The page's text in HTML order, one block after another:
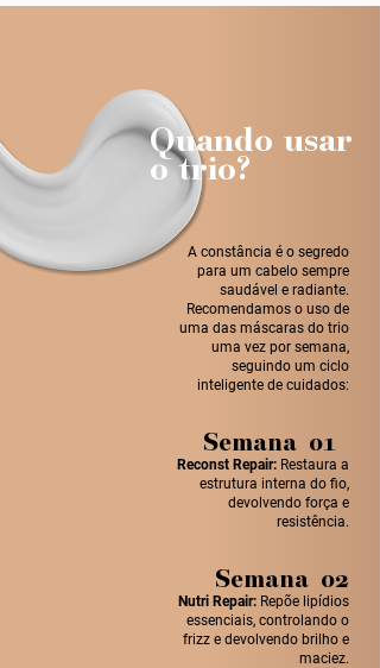
Quando usar
o trio?
A constância é o segredo
para um cabelo sempre
saudável e radiante.
Recomendamos o uso de
uma das máscaras do trio
uma vez por semana,
seguindo um ciclo
inteligente de cuidados:
Semana 01
Reconst Repair: Restaura a
estrutura interna do fio,
devolvendo força e
resistência.
Semana 02
Nutri Repair: Repõe lipídios
essenciais, controlando o
frizz e devolvendo brilho e
maciez.